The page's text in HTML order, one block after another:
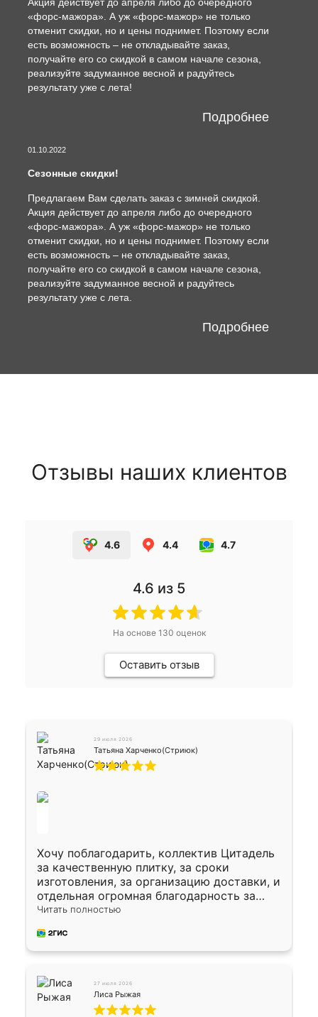
«форс-мажора». А уж «форс-мажор» не только
отменит скидки, но и цены поднимет. Поэтому если
есть возможность – не откладывайте заказ,
получайте его со скидкой в самом начале сезона,
реализуйте задуманное весной и радуйтесь
результату уже с лета!
Подробнее
01.10.2022
Сезонные скидки!
Предлагаем Вам сделать заказ с зимней скидкой.
Акция действует до апреля либо до очередного
«форс-мажора». А уж «форс-мажор» не только
отменит скидки, но и цены поднимет. Поэтому если
есть возможность – не откладывайте заказ,
получайте его со скидкой в самом начале сезона,
реализуйте задуманное весной и радуйтесь
результату уже с лета.
Подробнее
Отзывы наших клиентов
4.6 4.4 4.7
4.6 из 5
На основе 130 оценок
Оставить отзыв
29 июля 2026
Татьяна Харченко(Стриюк)
Хочу поблагодарить, коллектив Цитадель
за качественную плитку, за сроки
изготовления, за организацию доставки, и
отдельная огромная благодарность за
укладку плитки Оганесу, за два дня 70 кв,
Читать полностью
27 июля 2026
Лиса Рыжая